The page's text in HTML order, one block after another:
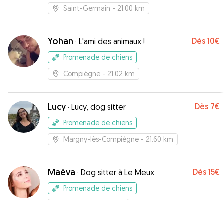
Saint-Germain - 21.00 km
Yohan · L'ami des animaux ! Dès 10€
Promenade de chiens
Compiègne - 21.02 km
Lucy· Lucy, dog sitter Dès 7€
Promenade de chiens
Margny-lès-Compiègne - 21.60 km
Maëva · Dog sitter à Le Meux Dès 15€
Promenade de chiens